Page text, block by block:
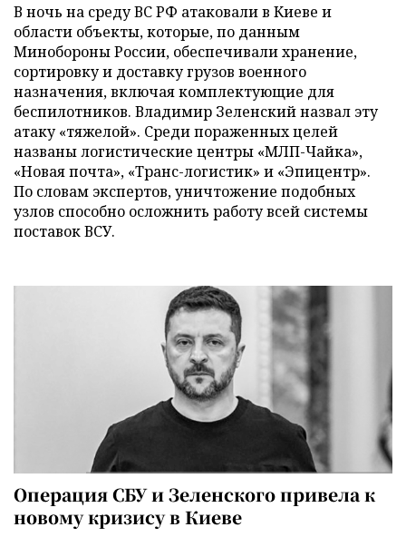
В ночь на среду ВС РФ атаковали в Киеве и
области объекты, которые, по данным
Минобороны России, обеспечивали хранение,
сортировку и доставку грузов военного
назначения, включая комплектующие для
беспилотников. Владимир Зеленский назвал эту
атаку «тяжелой». Среди пораженных целей
названы логистические центры «МЛП-Чайка»,
«Новая почта», «Транс-логистик» и «Эпицентр».
По словам экспертов, уничтожение подобных
узлов способно осложнить работу всей системы
поставок ВСУ.
Операция СБУ и Зеленского привела к
новому кризису в Киеве